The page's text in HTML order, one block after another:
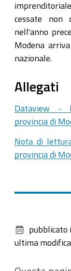
cessate non
nell'anno
Modena
nazionale.
Allegati
Dataview -
provincia di
Nota di
provincia di
documento
pubblicato
ultima modifica